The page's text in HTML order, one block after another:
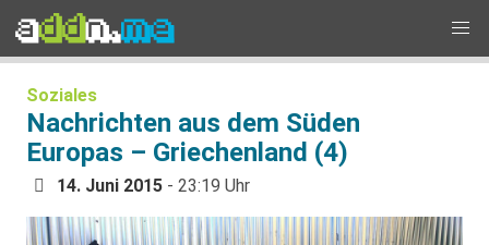
Soziales
Nachrichten aus dem Süden
Europas – Griechenland (4)
14. Juni 2015 - 23:19 Uhr